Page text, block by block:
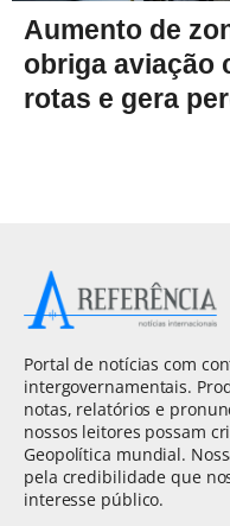
Aumento de
obriga aviação
rotas e gera
Portal de notícias com
intergovernamentais.
notas, relatórios e
nossos leitores possam
Geopolítica mundial.
pela credibilidade que
interesse público.